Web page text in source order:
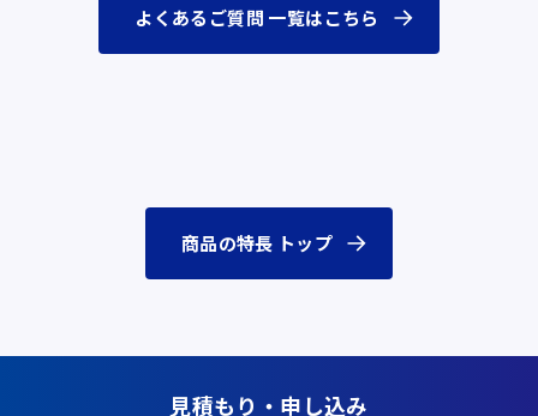
よくあるご質問 一覧はこちら
商品の特長 トップ
見積もり・申し込み